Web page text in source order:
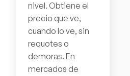
nivel. Obtiene el
precio que ve,
cuando lo ve, sin
requotes o
demoras. En
mercados de